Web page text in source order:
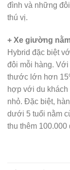
đình và những
thú vị.
+ Xe giường
Hybrid đặc biệt
đôi mỗi hàng.
thước lớn hơn
hợp với du
nhỏ. Đặc biệt,
dưới 5 tuổi nằm
thu thêm 100.000